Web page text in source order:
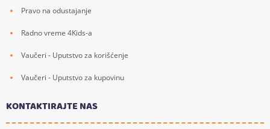
Pravo na odustajanje
Radno vreme 4Kids-a
Vaučeri - Uputstvo za korišćenje
Vaučeri - Uputstvo za kupovinu
KONTAKTIRAJTE NAS